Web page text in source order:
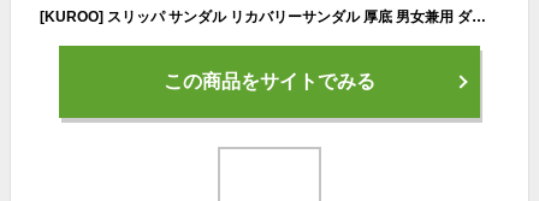
[KUROO] スリッパ サンダル リカバリーサンダル 厚底 男女兼用 ダークグレー 26.0~27.5 cm
この商品をサイトでみる